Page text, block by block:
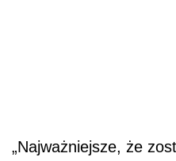
„Najważniejsze, że